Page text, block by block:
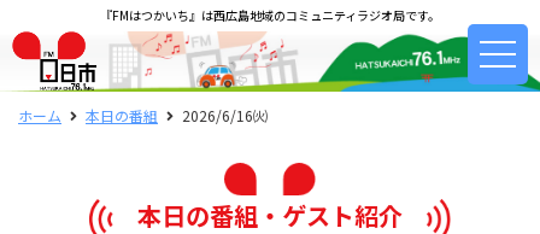
『FMはつかいち』は西広島地域のコミュニティラジオ局です。
ホーム 本日の番組 2026/6/16㈫
本日の番組・ゲスト紹介